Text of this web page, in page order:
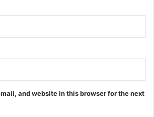
and website in this browser for the next